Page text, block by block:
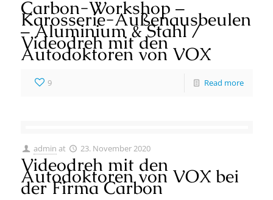
Carbon-Workshop –
Karosserie-Außenausbeulen
– Aluminium & Stahl /
Videodreh mit den
Autodoktoren von VOX
9 Read more
admin at 23. November 2020
Videodreh mit den
Autodoktoren von VOX bei
der Firma Carbon